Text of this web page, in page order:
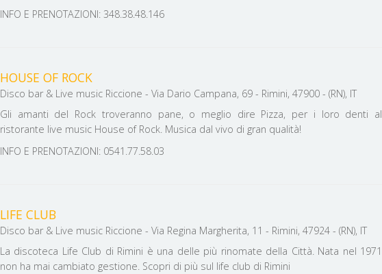
INFO E PRENOTAZIONI: 348.38.48.146
HOUSE OF ROCK
Disco bar & Live music Riccione - Via Dario Campana, 69 - Rimini, 47900 - (RN), IT
Gli amanti del Rock troveranno pane, o meglio dire Pizza, per i loro denti al
ristorante live music House of Rock. Musica dal vivo di gran qualità!
INFO E PRENOTAZIONI: 0541.77.58.03
LIFE CLUB
Disco bar & Live music Riccione - Via Regina Margherita, 11 - Rimini, 47924 - (RN), IT
La discoteca Life Club di Rimini è una delle più rinomate della Città. Nata nel 1971
non ha mai cambiato gestione. Scopri di più sul life club di Rimini